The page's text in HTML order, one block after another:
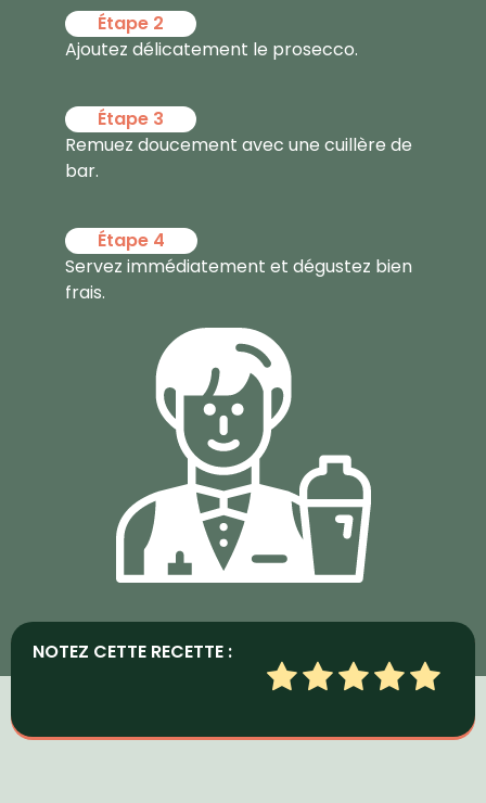
Étape 2
Ajoutez délicatement le prosecco.
Étape 3
Remuez doucement avec une cuillère de
bar.
Étape 4
Servez immédiatement et dégustez bien
frais.
NOTEZ CETTE RECETTE :